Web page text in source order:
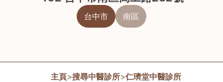
台中市 南區
主頁>搜尋中醫診所>仁璾堂中醫診所